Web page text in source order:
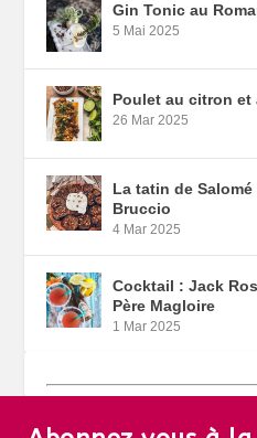
Gin Tonic au
5 Mai 2025
Poulet au citron et
26 Mar 2025
La tatin de
Bruccio
4 Mar 2025
Cocktail : Jack
Père Magloire
1 Mar 2025